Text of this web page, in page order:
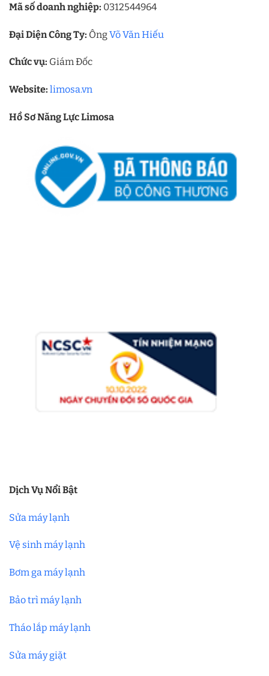
Mã số doanh nghiệp: 0312544964
Đại Diện Công Ty: ÔngVõ Văn Hiếu
Chức vụ: Giám Đốc
Website: limosa.vn
Hồ Sơ Năng Lực Limosa
Dịch Vụ Nổi Bật
Sửa máy lạnh
Vệ sinh máy lạnh
Bơm ga máy lạnh
Bảo trì máy lạnh
Tháo lắp máy lạnh
Sửa máy giặt